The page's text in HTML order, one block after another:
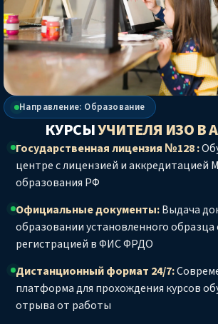
Направление: Образование
КУРСЫУЧИТЕЛЯ ИЗОВ
Государственная лицензия №128 :
центре с лицензией и аккредитацией
образования РФ
Официальные документы:Выдача
образовании установленного образца
регистрацией в ФИС ФРДО
Дистанционный формат 24/7:
платформа для прохождения курсов
отрыва от работы